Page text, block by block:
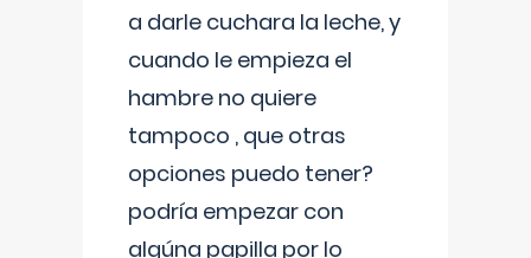
a darle cuchara la leche, y
cuando le empieza el
hambre no quiere
tampoco , que otras
opciones puedo tener?
podría empezar con
algúna papilla por lo